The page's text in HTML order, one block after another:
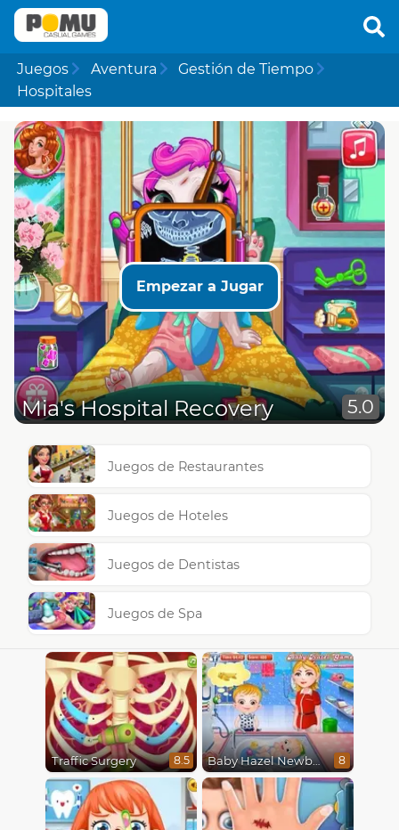
Juegos Aventura
Gestión de Tiempo
Hospitales
Empezar a Jugar
Mia's Hospital Recovery 5.0
Juegos de Restaurantes
Juegos de Hoteles
Juegos de Dentistas
Juegos de Spa
Traffic Surgery 8.5 Baby Hazel Newborn Vaccination 8